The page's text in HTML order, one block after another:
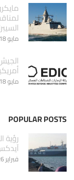
مايو 18, 2020
مايو 18, 2020
POPULAR POSTS
آيدكس 2017
فبراير 26, 2017